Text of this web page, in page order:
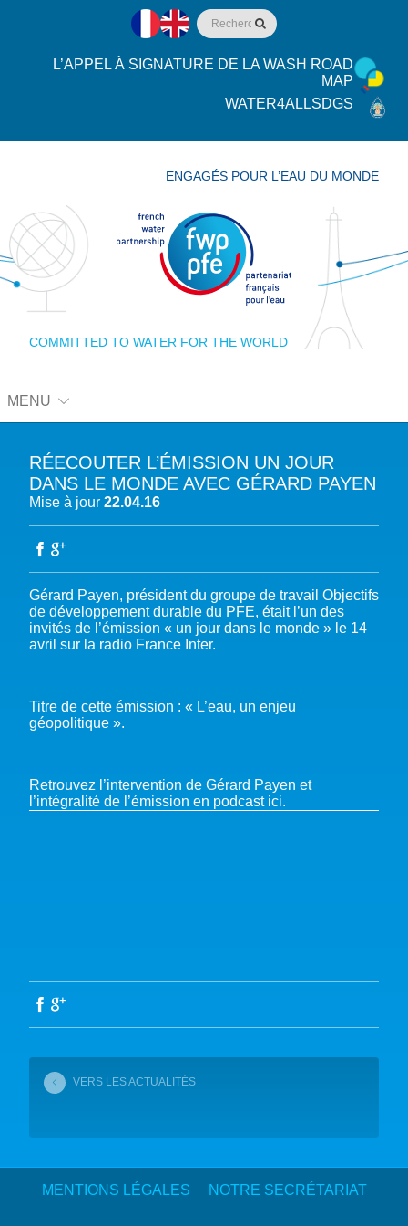
L’APPEL À SIGNATURE DE LA WASH ROAD
MAP
WATER4ALLSDGS
COMMITTED TO WATER FOR THE WORLD
ENGAGÉS POUR L’EAU DU MONDE
MENU
A PROPOS DU PFE
NOTRE MISSION
RÈGLEMENT DES COTISATIONS DES MEMBRES
DEVENIR MEMBRE
NOTRE GOUVERNANCE
NOTRE SECRÉTARIAT
L’EAU DANS LES OBJECTIFS DU DÉVELOPPEMENT DURABLE (ODD)
EAU & CLIMAT
BIODIVERSITÉ AQUATIQUE ET SOLUTIONS FONDÉES SUR LA NATURE
ACCÈS À LA WASH DANS LES CONTEXTES DE CRISES ET FRAGILITÉS
NOS PRODUCTIONS
ÉVÉNEMENTS
COP29 CLIMAT – BAKOU 2024
FORUM URBAIN MONDIAL – LE CAIRE 2024
FORUM MONDIAL DE L’EAU – BALI 2024
COP28 CLIMAT – DUBAÏ 2023
TOUS LES ÉVÉNEMENTS
PRESSE
RÉECOUTER L’ÉMISSION UN JOUR
DANS LE MONDE AVEC GÉRARD PAYEN
Mise à jour 22.04.16
Gérard Payen, président du groupe de travail Objectifs
de développement durable du PFE, était l’un des
invités de l’émission « un jour dans le monde » le 14
avril sur la radio France Inter.
Titre de cette émission : « L’eau, un enjeu
géopolitique ».
Retrouvez l’intervention de Gérard Payen et
l’intégralité de l’émission en podcast ici.
VERS LES ACTUALITÉS
MENTIONS LÉGALES NOTRE SECRÉTARIAT